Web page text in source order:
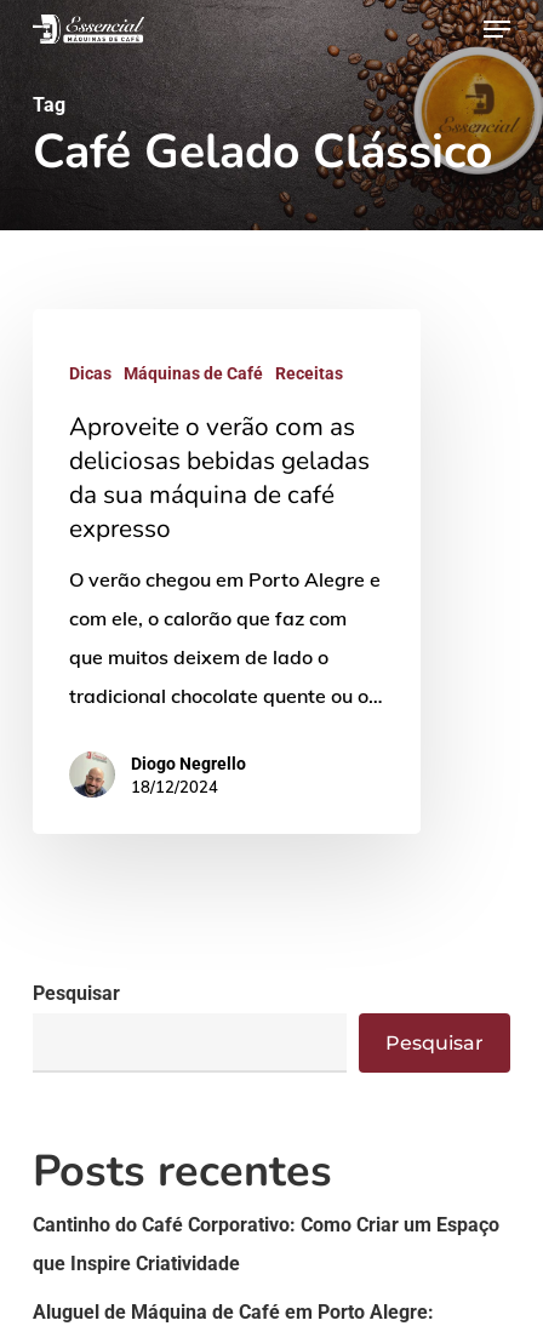
Skip
main
content
Menu
Tag
Café Gelado Clássico
deliciosas
expresso
Dicas Máquinas de Café Receitas
Aproveite o verão com as
deliciosas bebidas geladas
da sua máquina de café
expresso
O verão chegou em Porto Alegre e
com ele, o calorão que faz com
que muitos deixem de lado o
tradicional chocolate quente ou o…
Diogo Negrello
18/12/2024
Pesquisar
Pesquisar
Posts recentes
Cantinho do Café Corporativo: Como Criar um Espaço
que Inspire Criatividade
Aluguel de Máquina de Café em Porto Alegre: